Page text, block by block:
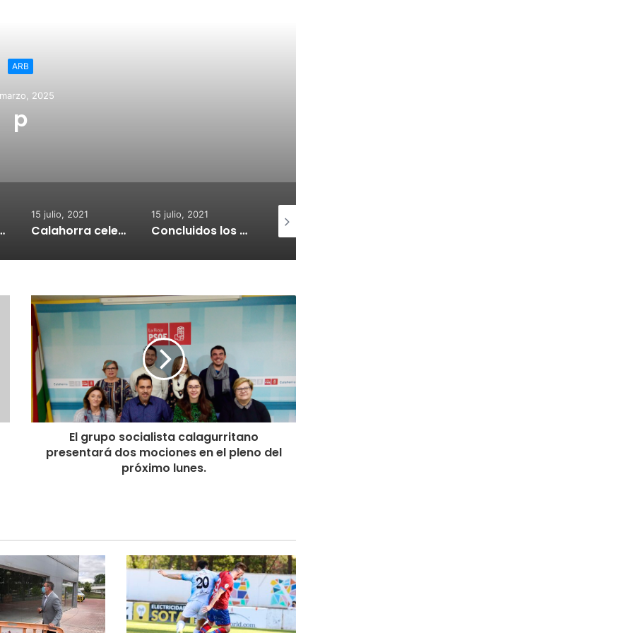
Calahorra convoca
la adquisión de
Croquetur II
15 julio, 2021
Concluidos los trabajos de reposición del asfaltado de Calahorra
15 julio, 2021
Un joven riojano da positivo tras causar presuntamente un accidente con un fallecido
El grupo socialista calagurritano
presentará dos mociones en el pleno del
próximo lunes.